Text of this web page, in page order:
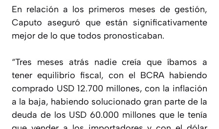
En relación a los primeros meses de gestión,
Caputo aseguró que están significativamente
mejor de lo que todos pronosticaban.
“Tres meses atrás nadie creía que íbamos a
tener equilibrio fiscal, con el BCRA habiendo
comprado USD 12.700 millones, con la inflación
a la baja, habiendo solucionado gran parte de la
deuda de los USD 60.000 millones que le tenía